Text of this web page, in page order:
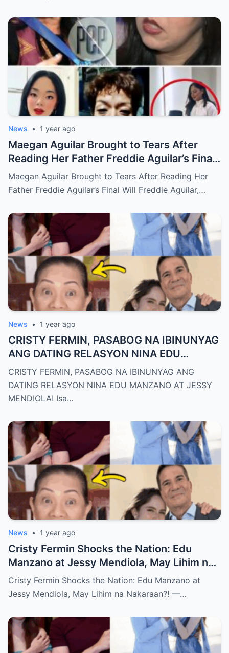
News • 1 year ago
Maegan Aguilar Brought to Tears After
Reading Her Father Freddie Aguilar’s Final
Will
Maegan Aguilar Brought to Tears After Reading Her
Father Freddie Aguilar’s Final Will Freddie Aguilar,…
News • 1 year ago
CRISTY FERMIN, PASABOG NA IBINUNYAG
ANG DATING RELASYON NINA EDU
MANZANO AT JESSY MENDIOLA!
CRISTY FERMIN, PASABOG NA IBINUNYAG ANG
DATING RELASYON NINA EDU MANZANO AT JESSY
MENDIOLA! Isa…
News • 1 year ago
Cristy Fermin Shocks the Nation: Edu
Manzano at Jessy Mendiola, May Lihim na
Nakaraan?! — Alamin ang Buong
Katotohanan!
Cristy Fermin Shocks the Nation: Edu Manzano at
Jessy Mendiola, May Lihim na Nakaraan?! —…